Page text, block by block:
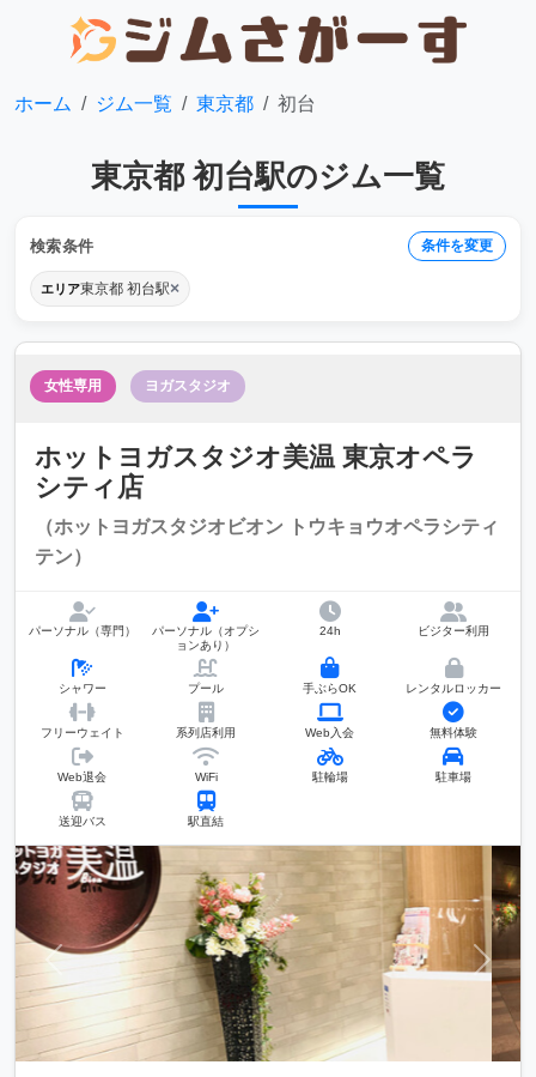
ホーム ジム一覧 東京都 初台
東京都 初台駅のジム一覧
検索条件 条件を変更
エリア東京都 初台駅×
女性専用 ヨガスタジオ
ホットヨガスタジオ美温 東京オペラ
シティ店
（ホットヨガスタジオビオン トウキョウオペラシティ
テン）
パーソナル（専門）
パーソナル（オプシ
ョンあり）
24h ビジター利用
シャワー プール 手ぶらOK レンタルロッカー
フリーウェイト 系列店利用 Web入会 無料体験
Web退会 WiFi 駐輪場 駐車場
送迎バス 駅直結
次へ